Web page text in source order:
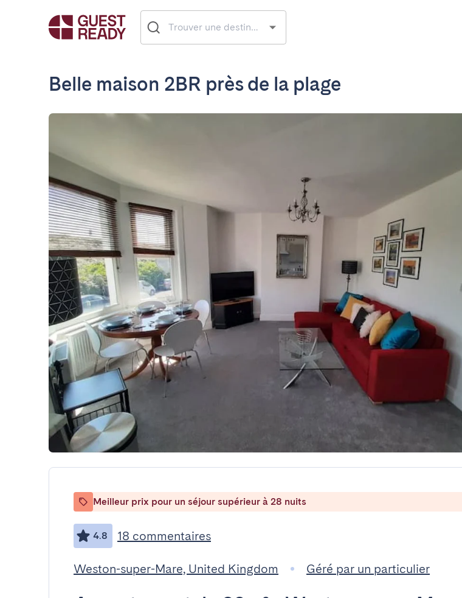
Belle maison 2BR près de la plage
Meilleur prix pour un séjour supérieur à 28 nuits
4.8 18 commentaires
Weston-super-Mare, United Kingdom Géré par un particulier